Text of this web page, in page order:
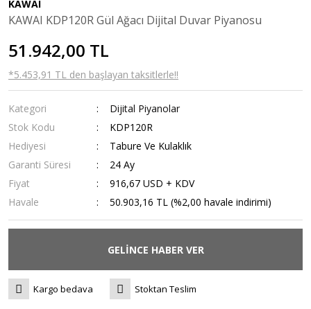
KAWAI
KAWAI KDP120R Gül Ağacı Dijital Duvar Piyanosu
51.942,00 TL
*5.453,91 TL den başlayan taksitlerle!!
Kategori
Dijital Piyanolar
Stok Kodu
KDP120R
Hediyesi
Tabure Ve Kulaklık
Garanti Süresi
24 Ay
Fiyat
916,67 USD + KDV
Havale
50.903,16 TL (%2,00 havale indirimi)
GELİNCE HABER VER
Kargo bedava Stoktan Teslim